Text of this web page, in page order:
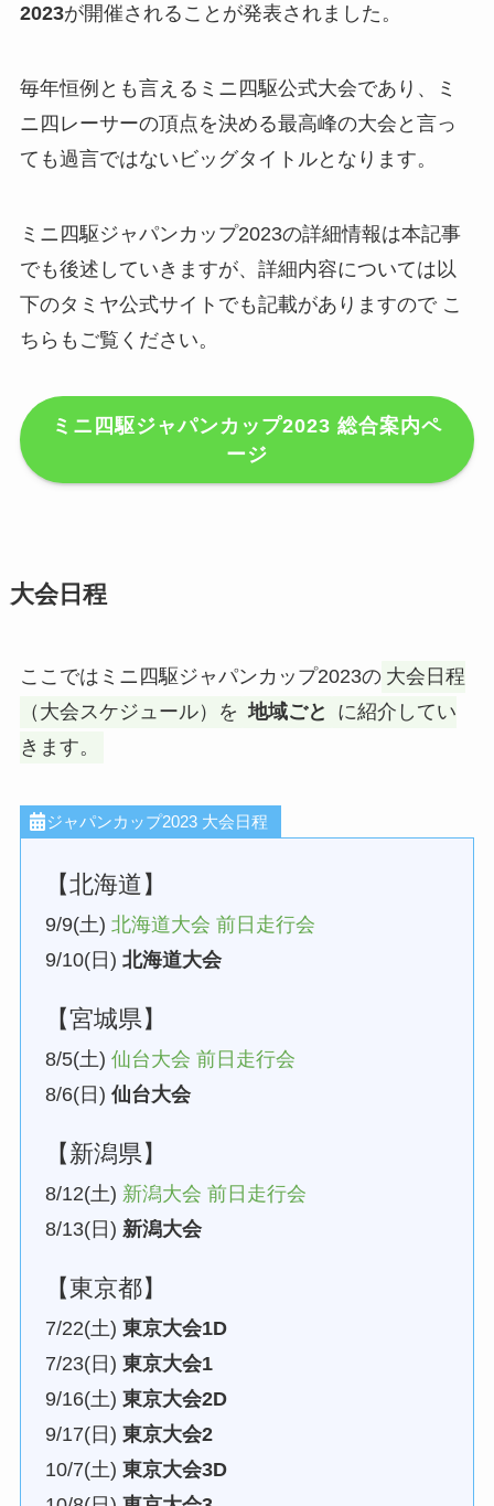
2023が開催されることが発表されました。
毎年恒例とも言えるミニ四駆公式大会であり、ミ
ニ四レーサーの頂点を決める最高峰の大会と言っ
ても過言ではないビッグタイトルとなります。
ミニ四駆ジャパンカップ2023の詳細情報は本記事
でも後述していきますが、詳細内容については以
下のタミヤ公式サイトでも記載がありますので こ
ちらもご覧ください。
ミニ四駆ジャパンカップ2023 総合案内ペ
ージ
大会日程
ここではミニ四駆ジャパンカップ2023の 大会日程
（大会スケジュール）を 地域ごと
に紹介してい
きます。
ジャパンカップ2023 大会日程
【北海道】
9/9(土)北海道大会 前日走行会
9/10(日)北海道大会
【宮城県】
8/5(土)仙台大会 前日走行会
8/6(日)仙台大会
【新潟県】
8/12(土) 新潟大会 前日走行会
8/13(日) 新潟大会
【東京都】
7/22(土)東京大会1D
7/23(日)東京大会1
9/16(土)東京大会2D
9/17(日)東京大会2
10/7(土)東京大会3D